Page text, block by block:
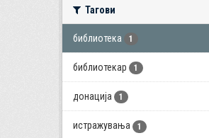
Тагови
библиотека 1
библиотекар 1
донација 1
истражувања 1